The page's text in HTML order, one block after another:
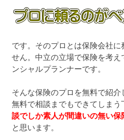
です。そのプロとは保険会社に
せん。中立の立場で保険を考
ンシャルプランナーです。
そんな保険のプロを無料で紹介
無料で相談までもできてしまう
談でしか素人が間違いの無い
と思います。